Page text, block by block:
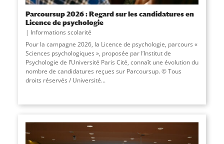
Parcoursup 2026 : Regard sur les candidatures en
Licence de psychologie
Informations scolarité
Pour la campagne 2026, la Licence de psychologie, parcours «
Sciences psychologiques », proposée par l’Institut de
Psychologie de l’Université Paris Cité, connaît une évolution du
nombre de candidatures reçues sur Parcoursup. © Tous
droits réservés / Université...